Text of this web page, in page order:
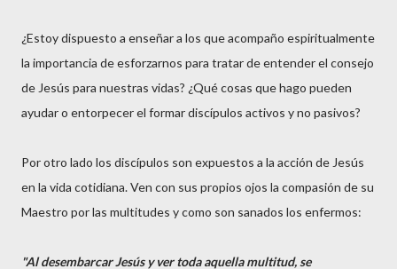
¿Estoy dispuesto a enseñar a los que acompaño espiritualmente
la importancia de esforzarnos para tratar de entender el consejo
de Jesús para nuestras vidas? ¿Qué cosas que hago pueden
ayudar o entorpecer el formar discípulos activos y no pasivos?
Por otro lado los discípulos son expuestos a la acción de Jesús
en la vida cotidiana. Ven con sus propios ojos la compasión de su
Maestro por las multitudes y como son sanados los enfermos:
"Al desembarcar Jesús y ver toda aquella multitud, se